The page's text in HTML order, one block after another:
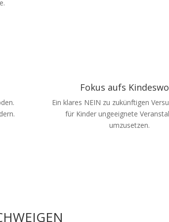
Fokus aufs
Ein klares NEIN zu zukünftigen
für Kinder ungeeignete
umzusetzen.